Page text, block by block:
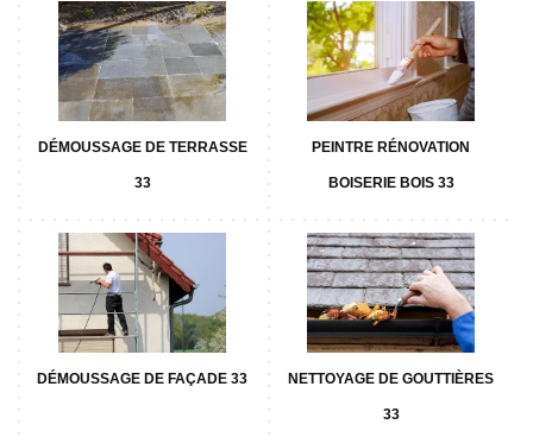
DÉMOUSSAGE DE TERRASSE
33
PEINTRE RÉNOVATION
BOISERIE BOIS 33
DÉMOUSSAGE DE FAÇADE 33 NETTOYAGE DE GOUTTIÈRES
33